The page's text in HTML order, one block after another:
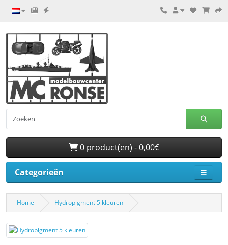
0 product(en) - 0,00€
Categorieën
Home Hydropigment 5 kleuren